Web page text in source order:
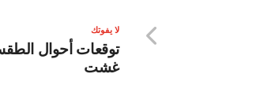
لا يفوتك
غشت